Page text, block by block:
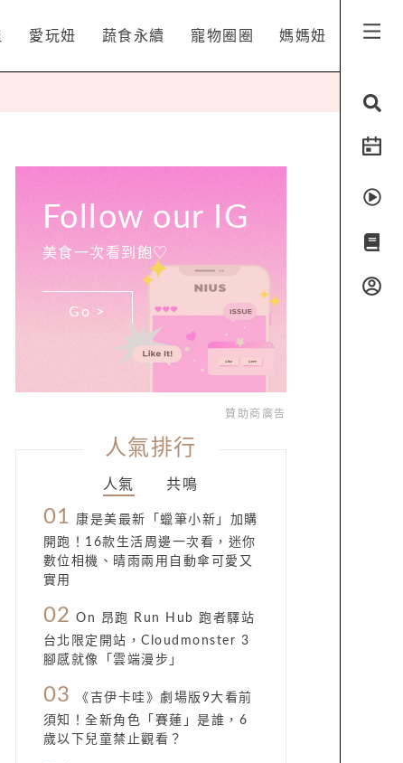
愛玩妞 蔬食永續 寵物圈圈 媽媽妞
Follow our IG
美食一次看到飽♡
Go >
贊助商廣告
人氣排行
人氣 共鳴
01
康是美最新「蠟筆小新」加購
開跑！16款生活周邊一次看，迷你
數位相機、晴雨兩用自動傘可愛又
實用
02 On 昂跑 Run Hub 跑者驛站
台北限定開站，Cloudmonster 3
腳感就像「雲端漫步」
03
《吉伊卡哇》劇場版9大看前
須知！全新角色「賽蓮」是誰，6
歲以下兒童禁止觀看？